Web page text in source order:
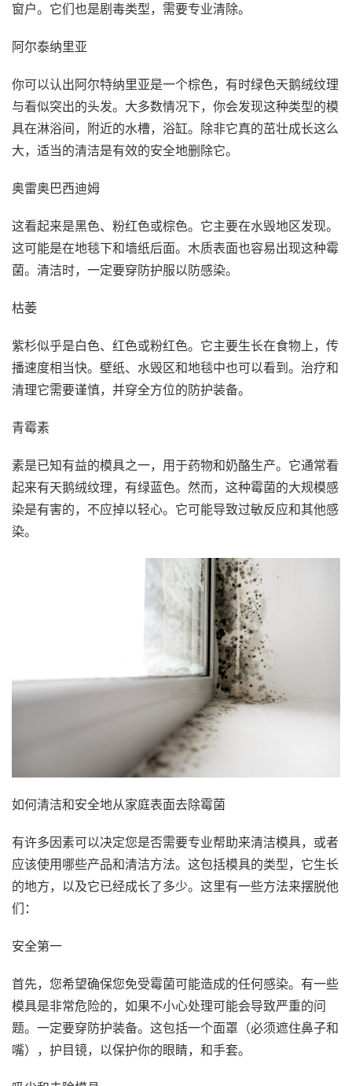
窗户。它们也是剧毒类型，需要专业清除。
阿尔泰纳里亚
你可以认出阿尔特纳里亚是一个棕色，有时绿色天鹅绒纹理
与看似突出的头发。大多数情况下，你会发现这种类型的模
具在淋浴间，附近的水槽，浴缸。除非它真的茁壮成长这么
大，适当的清洁是有效的安全地删除它。
奥雷奥巴西迪姆
这看起来是黑色、粉红色或棕色。它主要在水毁地区发现。
这可能是在地毯下和墙纸后面。木质表面也容易出现这种霉
菌。清洁时，一定要穿防护服以防感染。
枯萎
紫杉似乎是白色、红色或粉红色。它主要生长在食物上，传
播速度相当快。壁纸、水毁区和地毯中也可以看到。治疗和
清理它需要谨慎，并穿全方位的防护装备。
青霉素
素是已知有益的模具之一，用于药物和奶酪生产。它通常看
起来有天鹅绒纹理，有绿蓝色。然而，这种霉菌的大规模感
染是有害的，不应掉以轻心。它可能导致过敏反应和其他感
染。
如何清洁和安全地从家庭表面去除霉菌
有许多因素可以决定您是否需要专业帮助来清洁模具，或者
应该使用哪些产品和清洁方法。这包括模具的类型，它生长
的地方，以及它已经成长了多少。这里有一些方法来摆脱他
们：
安全第一
首先，您希望确保您免受霉菌可能造成的任何感染。有一些
模具是非常危险的，如果不小心处理可能会导致严重的问
题。一定要穿防护装备。这包括一个面罩（必须遮住鼻子和
嘴），护目镜，以保护你的眼睛，和手套。